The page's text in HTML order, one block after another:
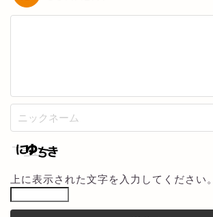
上に表示された文字を入力してください。